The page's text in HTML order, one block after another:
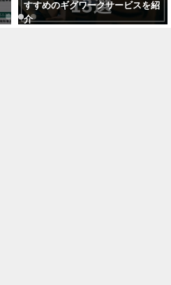
すすめのギグワークサービスを紹
介